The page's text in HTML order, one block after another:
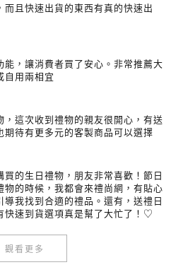
而且快速出貨的東西有真的快速出
能，讓消費者買了安心。非常推薦大
自用兩相宜
，這次收到禮物的親友很開心，有送
期待有更多元的客製商品可以選擇
買的生日禮物，朋友非常喜歡！節日
物的時候，我都會來禮尚網，有貼心
導我找到合適的禮品。還有，送禮日
快速到貨選項真是幫了大忙了！♡
觀看更多